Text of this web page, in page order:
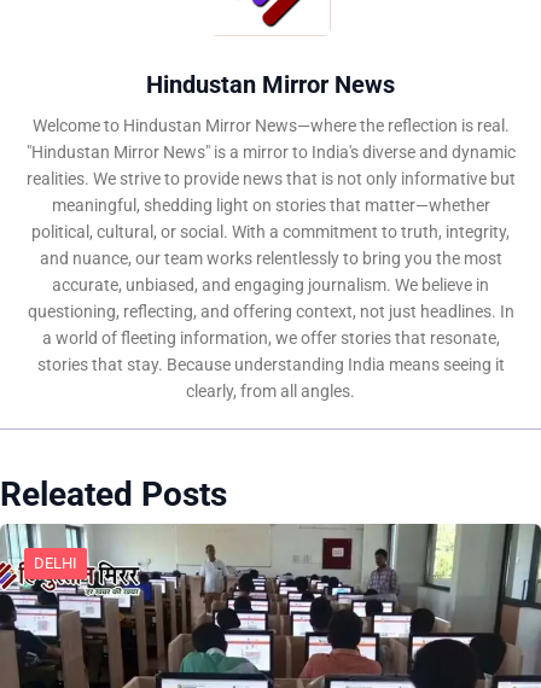
Hindustan Mirror News
Welcome to Hindustan Mirror News—where the reflection is real.
"Hindustan Mirror News" is a mirror to India's diverse and dynamic
realities. We strive to provide news that is not only informative but
meaningful, shedding light on stories that matter—whether
political, cultural, or social. With a commitment to truth, integrity,
and nuance, our team works relentlessly to bring you the most
accurate, unbiased, and engaging journalism. We believe in
questioning, reflecting, and offering context, not just headlines. In
a world of fleeting information, we offer stories that resonate,
stories that stay. Because understanding India means seeing it
clearly, from all angles.
Releated Posts
DELHI